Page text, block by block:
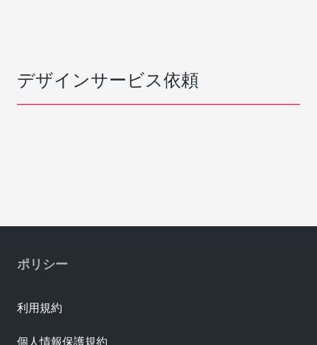
デザインサービス依頼
ポリシー
利用規約
個人情報保護規約